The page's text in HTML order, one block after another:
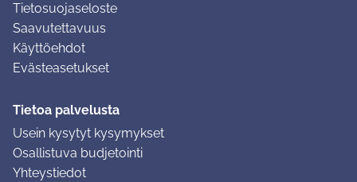
Tietosuojaseloste
Saavutettavuus
Käyttöehdot
Evästeasetukset
Tietoa palvelusta
Usein kysytyt kysymykset
Osallistuva budjetointi
Yhteystiedot